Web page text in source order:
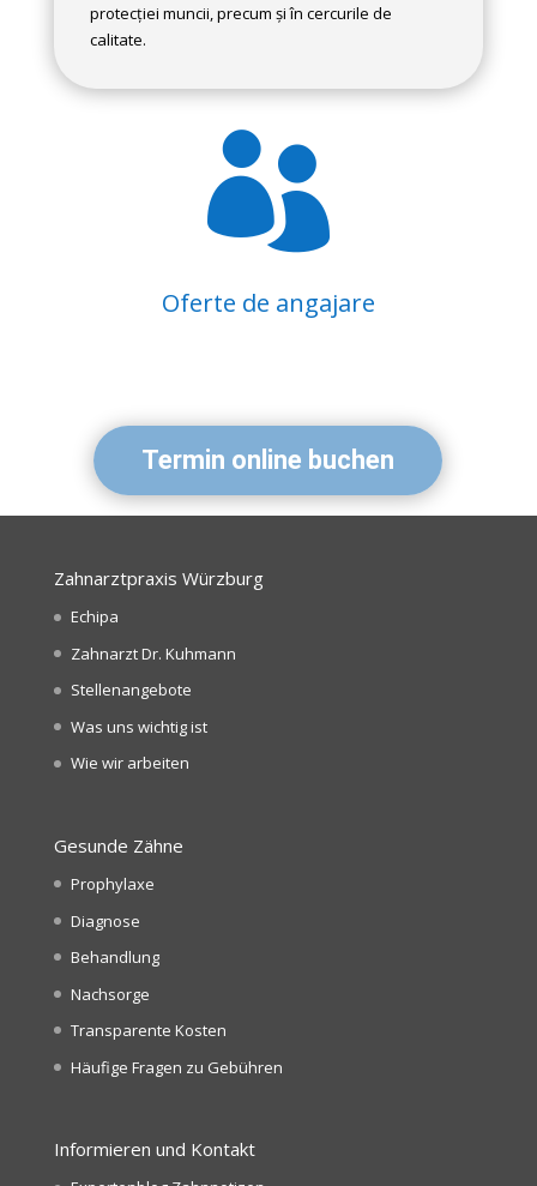
protecției muncii, precum și în cercurile de
calitate.

Oferte de angajare
Termin online buchen
Zahnarztpraxis Würzburg
Echipa
Zahnarzt Dr. Kuhmann
Stellenangebote
Was uns wichtig ist
Wie wir arbeiten
Gesunde Zähne
Prophylaxe
Diagnose
Behandlung
Nachsorge
Transparente Kosten
Häufige Fragen zu Gebühren
Informieren und Kontakt